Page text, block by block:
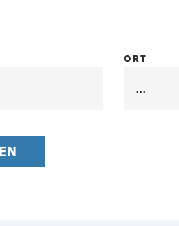
ORT